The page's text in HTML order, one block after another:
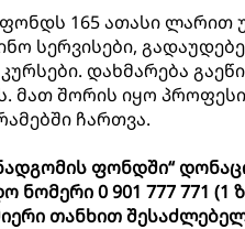
165 ათასი ლარით
სერვისები,
დახმარება
მათ შორის იყო
ჩართვა.
ფონდში“
ნომერი 0 901 777 771 (1
თანხით